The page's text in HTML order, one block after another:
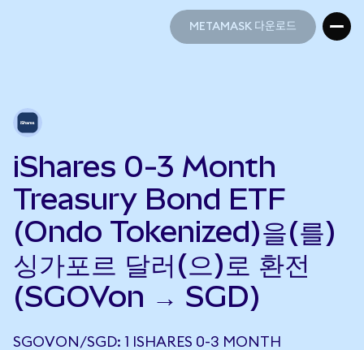
METAMASK 다운로드
iShares 0-3 Month
Treasury Bond ETF
(Ondo Tokenized)을(를)
싱가포르 달러(으)로 환전
(SGOVon → SGD)
SGOVON/SGD: 1 ISHARES 0-3 MONTH